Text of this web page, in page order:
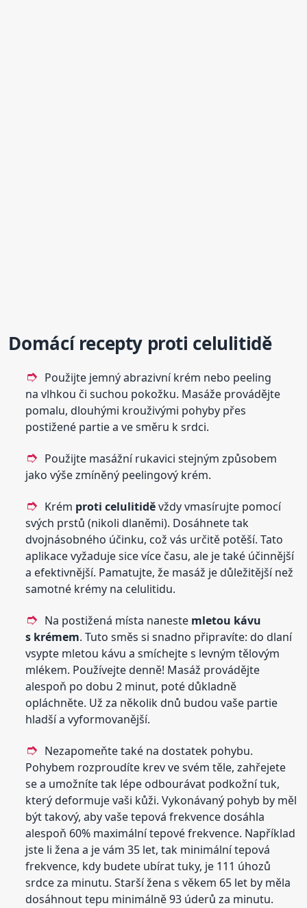
Domácírecepty proti celulitidě
Použijte jemný abrazivní krém nebo peeling
na vlhkou či suchou pokožku. Masáže provádějte
pomalu, dlouhými krouživými pohyby přes
postižené partie a ve směru k srdci.
Použijte masážní rukavici stejným způsobem
jako výše zmíněný peelingový krém.
Krém proti celulitiděvždy vmasírujte pomocí
svých prstů (nikoli dlaněmi). Dosáhnete tak
dvojnásobného účinku, což vás určitě potěší. Tato
aplikace vyžaduje sice více času, ale je také účinnější
a efektivnější. Pamatujte, že masáž je důležitější než
samotné krémy na celulitidu.
Na postižená místa naneste mletou kávu
s krémem. Tuto směs si snadno připravíte: do dlaní
vsypte mletou kávu a smíchejte s levným tělovým
mlékem. Používejte denně! Masáž provádějte
alespoň po dobu 2 minut, poté důkladně
opláchněte. Už za několik dnů budou vaše partie
hladší a vyformovanější.
Nezapomeňte také na dostatek pohybu.
Pohybem rozproudíte krev ve svém těle, zahřejete
se a umožníte tak lépe odbourávat podkožní tuk,
který deformuje vaši kůži. Vykonávaný pohyb by měl
být takový, aby vaše tepová frekvence dosáhla
alespoň 60% maximální tepové frekvence. Například
jste li žena a je vám 35 let, tak minimální tepová
frekvence, kdy budete ubírat tuky, je 111 úhozů
srdce za minutu. Starší žena s věkem 65 let by měla
dosáhnout tepu minimálně 93 úderů za minutu.